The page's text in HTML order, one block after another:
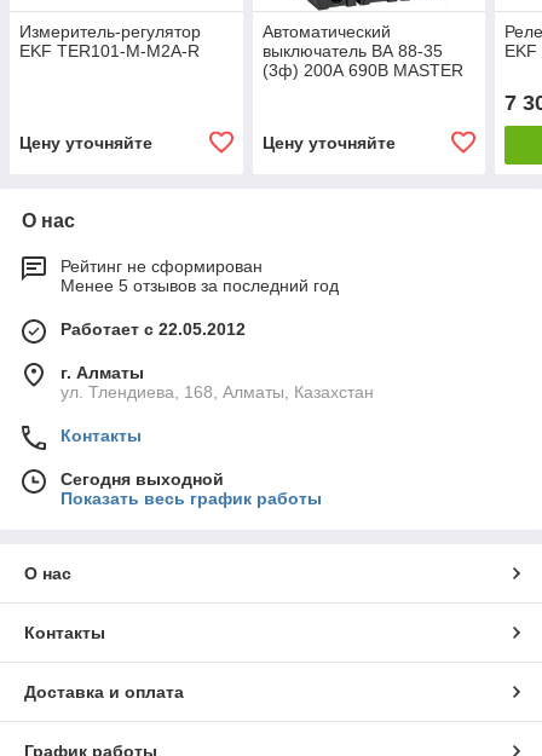
Измеритель-регулятор
EKF TER101-M-M2A-R
Цену уточняйте
Автоматический
выключатель ВА 88-35
(3ф) 200А 690В MASTER
Цену уточняйте
7
О нас
Рейтинг не сформирован
Менее 5 отзывов за последний год
Работает с 22.05.2012
г. Алматы
ул. Тлендиева, 168, Алматы, Казахстан
Контакты
Сегодня выходной
Показать весь график работы
О нас
Контакты
Доставка и оплата
График работы